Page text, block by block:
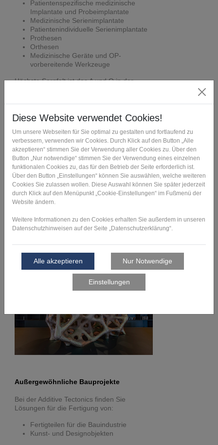
Patientenspezifische medizinische
Implantate und Probeimplantate
Medizinische Serienimplantate
Patientenindividuelle Serienimplantate
Prothesen
Orthesen
Medizinische Geräte und OP-
vorbereitende Werkzeuge
Höchste Sorgfalt ist das A und O in der
Auftragsfertiger für Talus-Implantat-Rohlinge
aus Titan im EBM-Verfahren für den US-
Anfrage schicken >
Ansprechpartner kontaktieren >
Additive
Außergewöhnliche Bauprojekte
Bei der Additive Tectonics finden Sie
Lösungen für die Fertigung von:
Fertigteilen für die Bauindustrie
Kunst- und Designobjekten